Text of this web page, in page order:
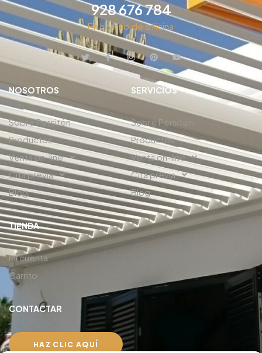
928 676 784
En horario de oficina
NOSOTROS
Sobre Persitén
Productos
Venta on-line
Cita previa
Blog
SERVICIOS
Sobre Persitén
Productos
Venta on-line
Cita previa
Blog
TIENDA
Mi cuenta
Carrito
CONTACTAR
HAZ CLIC AQUÍ